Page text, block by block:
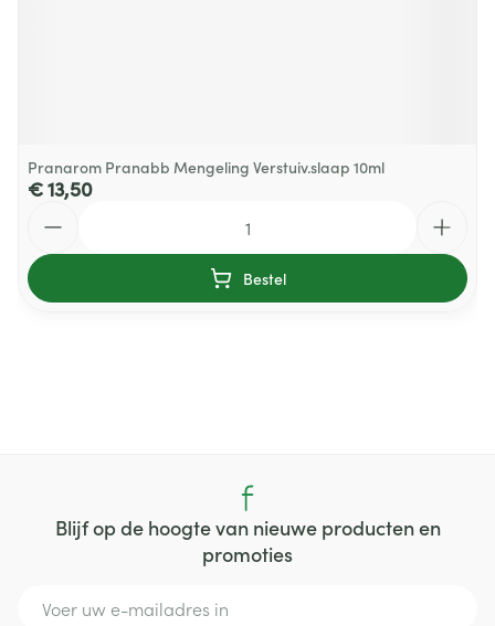
Pranarom Pranabb Mengeling Verstuiv.slaap 10ml
€ 13,50
Bestel
Blijf op de hoogte van nieuwe producten en
promoties